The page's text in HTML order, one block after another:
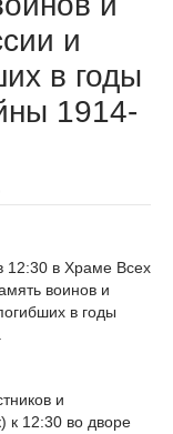
и
в годы
1914-
12:30 в Храме Всех
воинов и
в годы
и
к 12:30 во дворе